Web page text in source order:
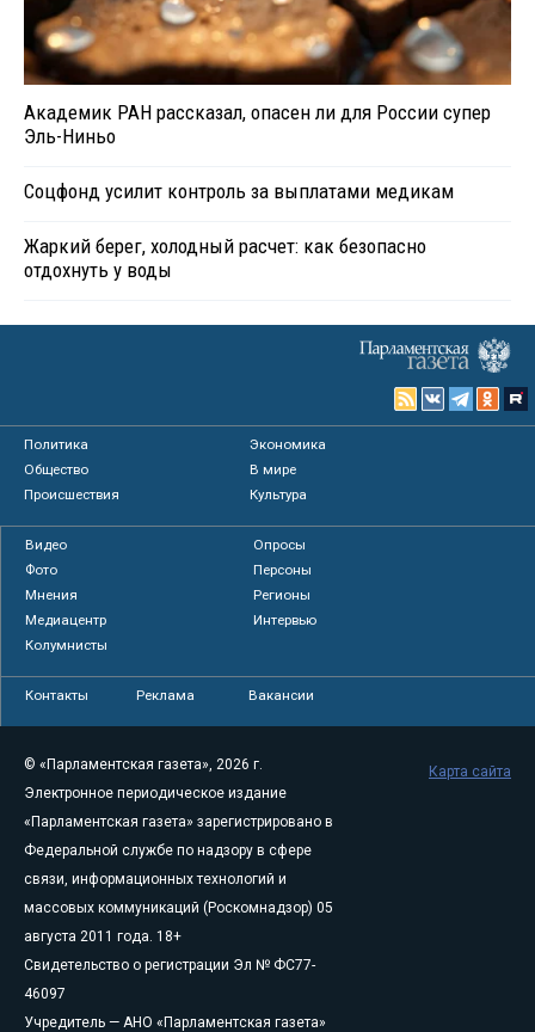
Академик РАН рассказал, опасен ли для России супер
Эль-Ниньо
Соцфонд усилит контроль за выплатами медикам
Жаркий берег, холодный расчет: как безопасно
отдохнуть у воды
Политика
Экономика
Общество
В мире
Происшествия
Культура
Видео
Опросы
Фото
Персоны
Мнения
Регионы
Медиацентр
Интервью
Колумнисты
Контакты Реклама Вакансии
© «Парламентская газета», 2026 г.
Электронное периодическое издание
«Парламентская газета» зарегистрировано в
Федеральной службе по надзору в сфере
связи, информационных технологий и
массовых коммуникаций (Роскомнадзор) 05
августа 2011 года. 18+
Свидетельство о регистрации Эл № ФС77-
46097
Учредитель — АНО «Парламентская газета»
Карта сайта